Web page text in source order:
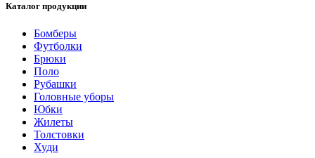
Каталог продукции
Бомберы
Футболки
Брюки
Поло
Рубашки
Головные уборы
Юбки
Жилеты
Толстовки
Худи